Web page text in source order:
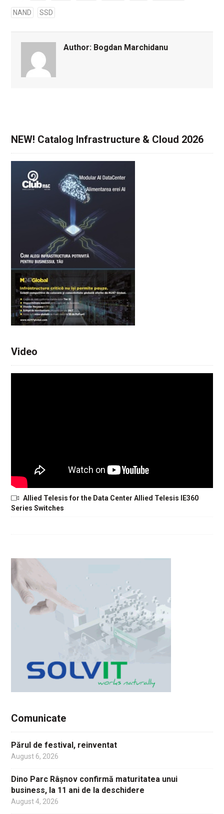
NAND SSD
Author: Bogdan Marchidanu
NEW! Catalog Infrastructure & Cloud 2026
Video
Allied Telesis for the Data Center Allied Telesis IE360
Series Switches
Comunicate
Părul de festival, reinventat
August 6, 2026
Dino Parc Râșnov confirmă maturitatea unui
business, la 11 ani de la deschidere
August 4, 2026